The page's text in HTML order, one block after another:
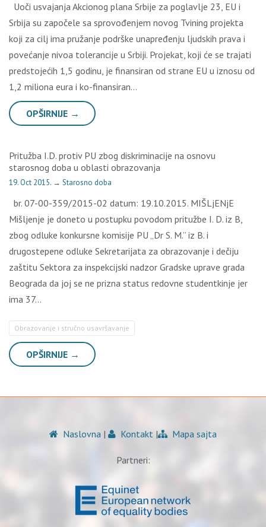
Uoči usvajanja Akcionog plana Srbije za poglavlje 23, EU i
Srbija su započele sa sprovođenjem novog Tvining projekta
koji za cilj ima pružanje podrške unapređenju ljudskih prava i
povećanje nivoa tolerancije u Srbiji. Projekat, koji će se trajati
predstojećih 1,5 godinu, je finansiran od strane EU u iznosu od
1,2 miliona eura i ko-finansiran…
OPŠIRNIJE →
Pritužba I.D. protiv PU zbog diskriminacije na osnovu
starosnog doba u oblasti obrazovanja
19. Oct 2015. → Starosno doba
br. 07-00-359/2015-02 datum: 19.10.2015. MIŠLjENjE
Mišljenje je doneto u postupku povodom pritužbe I. D. iz B,
zbog odluke konkursne komisije PU „Dr S. M.” iz B. i
drugostepene odluke Sekretarijata za obrazovanje i dečiju
zaštitu Sektora za inspekcijski nadzor Gradske uprave grada
Beograda da joj se ne prizna status redovne studentkinje jer
ima 37…
Obrazovanje i stručno usavršavanje
OPŠIRNIJE →
Naslovna | Kontakt | Mapa sajta
Partneri: